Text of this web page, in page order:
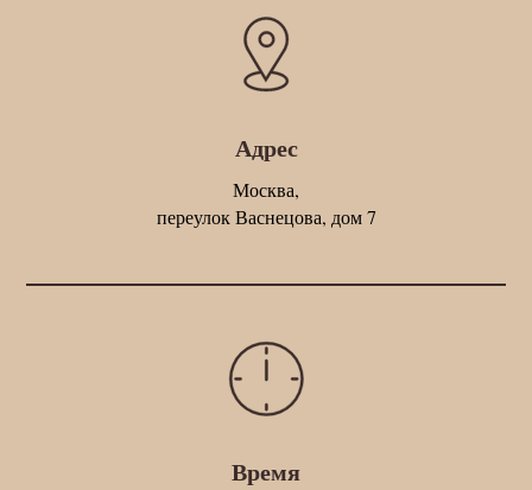
Адрес
Москва,
переулок Васнецова, дом 7
Время